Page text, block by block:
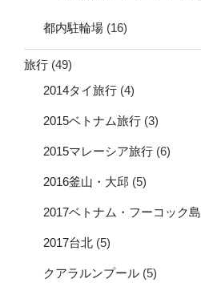
都内駐輪場 (16)
旅行 (49)
2014タイ旅行 (4)
2015ベトナム旅行 (3)
2015マレーシア旅行 (6)
2016釜山・大邱 (5)
2017ベトナム・フーコック島
2017台北 (5)
クアラルンプール (5)